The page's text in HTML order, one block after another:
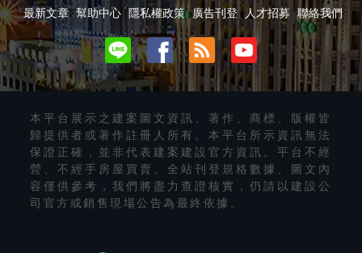
最新文章 幫助中心 隱私權政策 廣告刊登 人才招募 聯絡我們
本平台展示之建案圖文資訊、著作、商標、版權皆
歸提供者或著作註冊人所有。本平台所示資訊無法
保證正確，並非代表建案建設官方資訊。平台不經
營、不經手房屋買賣。全站刊登規格數據、圖文內
容僅供參考，我們將盡力查證核實，仍請以建設公
司官方或銷售現場公告為最終依據。